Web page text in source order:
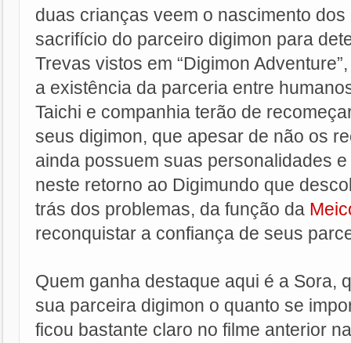
duas crianças veem o nascimento
sacrifício do parceiro digimon para
Trevas vistos em “Digimon
a existência da parceria entre
Taichi e companhia terão de
seus digimon, que apesar de não os
ainda possuem suas personalidades
neste retorno ao Digimundo que
trás dos problemas, da função da
reconquistar a confiança de seus
Quem ganha destaque aqui é a Sora,
sua parceira digimon o quanto se
ficou bastante claro no filme anterior